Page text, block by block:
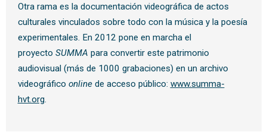
Otra rama es la documentación videográfica de actos
culturales vinculados sobre todo con la música y la poesía
experimentales. En 2012 pone en marcha el
proyecto SUMMA para convertir este patrimonio
audiovisual (más de 1000 grabaciones) en un archivo
videográfico onlinede acceso público: www.summa-
hvt.org